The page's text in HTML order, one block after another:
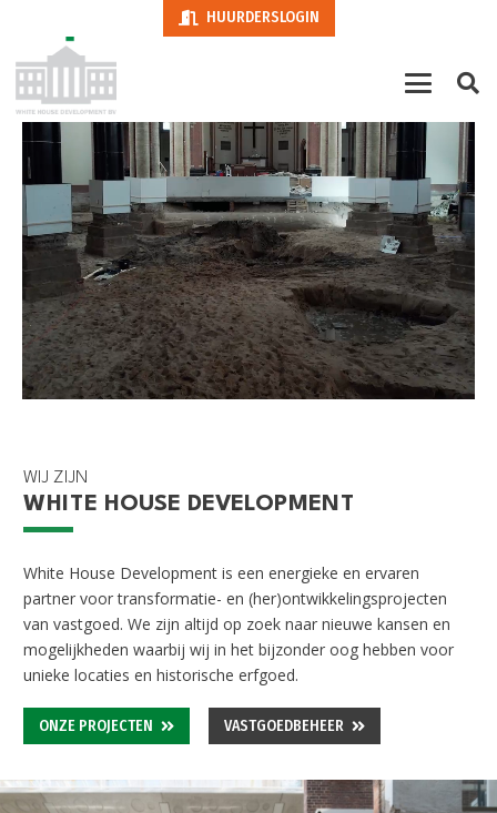
HUURDERSLOGIN
WIJ ZIJN
WHITE HOUSE DEVELOPMENT
White House Development is een energieke en ervaren
partner voor transformatie- en (her)ontwikkelingsprojecten
van vastgoed. We zijn altijd op zoek naar nieuwe kansen en
mogelijkheden waarbij wij in het bijzonder oog hebben voor
unieke locaties en historische erfgoed.
ONZE PROJECTEN VASTGOEDBEHEER